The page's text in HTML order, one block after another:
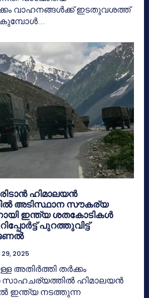
വാഹനങ്ങൾക്ക് ഇടതുവശത്ത്
ഹിമാലയൻ
അടിസ്ഥാന സൗകര്യ
ഇന്ത്യ ശതകോടികൾ
പുറത്തുവിട്ട്
2025
തർക്കം
സാഹചര്യത്തിൽ ഹിമാലയൻ
ഇന്ത്യ നടത്തുന്ന